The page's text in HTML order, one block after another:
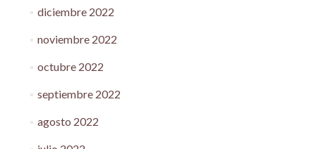
diciembre 2022
noviembre 2022
octubre 2022
septiembre 2022
agosto 2022